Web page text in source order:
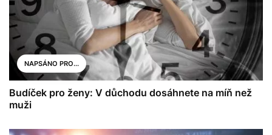
NAPSÁNO PRO...
Budíček pro ženy: V důchodu dosáhnete na míň než
muži